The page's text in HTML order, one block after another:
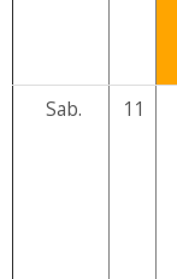
Sab.
11